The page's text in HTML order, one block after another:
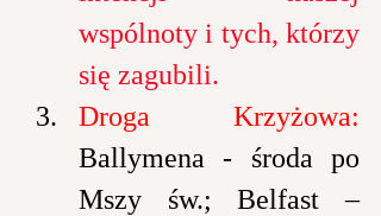
wspólnoty i tych, którzy
się zagubili.
Ballymena - środa po
Mszy św.; Belfast –